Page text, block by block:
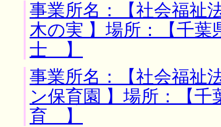
事業所名：【社会福
木の実 】場所：【千葉
士 】
事業所名：【社会福
ン保育園 】場所：【千
育 】